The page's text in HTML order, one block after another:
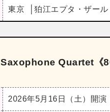
東京 狛江エプタ・ザール
Quartet《
2026年5月16日（土） 開演